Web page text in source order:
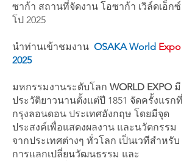
ซาก้า สถานที่จัดงาน โอซาก้า เวิล์ดเอ็กซ์
โป 2025
นำท่านเข้าชมงาน OSAKA World Expo
2025
มหกรรมงานระดับโลก WORLD EXPO มี
ประวัติยาวนานตั้งแต่ปี 1851 จัดครั้งแรกที่
กรุงลอนดอน ประเทศอังกฤษ โดยมีจุด
ประสงค์เพื่อแสดงผลงาน และนวัตกรรม
จากประเทศต่างๆ ทั่วโลก เป็นเวทีสำหรับ
การแลกเปลี่ยนวัฒนธรรม และ